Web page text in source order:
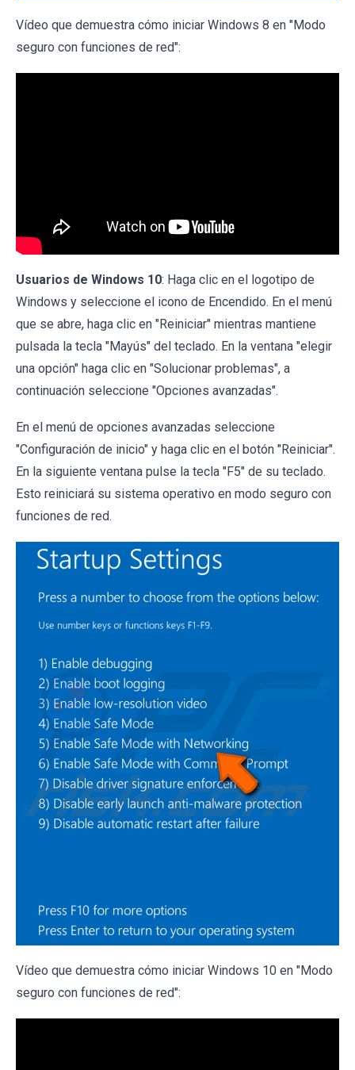
Vídeo que demuestra cómo iniciar Windows 8 en "Modo
seguro con funciones de red":
Usuarios de Windows 10: Haga clic en el logotipo de
Windows y seleccione el icono de Encendido. En el menú
que se abre, haga clic en "Reiniciar" mientras mantiene
pulsada la tecla "Mayús" del teclado. En la ventana "elegir
una opción" haga clic en "Solucionar problemas", a
continuación seleccione "Opciones avanzadas".
En el menú de opciones avanzadas seleccione
"Configuración de inicio" y haga clic en el botón "Reiniciar".
En la siguiente ventana pulse la tecla "F5" de su teclado.
Esto reiniciará su sistema operativo en modo seguro con
funciones de red.
Vídeo que demuestra cómo iniciar Windows 10 en "Modo
seguro con funciones de red":